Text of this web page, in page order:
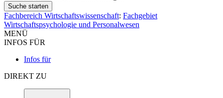
Fachbereich Wirtschaftswissenschaft: Fachgebiet
Wirtschaftspsychologie und Personalwesen
MENÜ
INFOS FÜR
Infos für
DIREKT ZU